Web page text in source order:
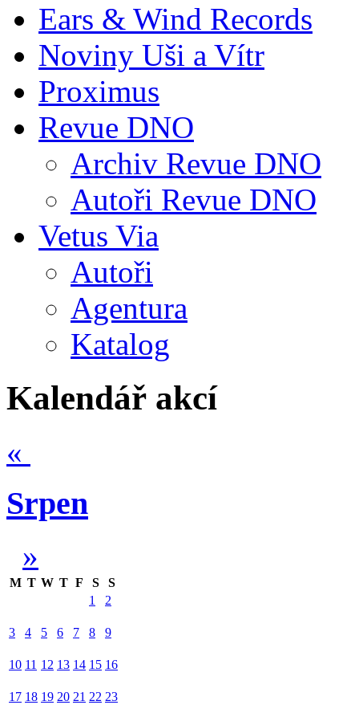
Ears & Wind Records
Noviny Uši a Vítr
Proximus
Revue DNO
Archiv Revue DNO
Autoři Revue DNO
Vetus Via
Autoři
Agentura
Katalog
Kalendář akcí
«
Srpen
»
M T W T F S
S
1
2
3 4 5 6 7 8 9
10 11 12 13 14 15 16
17 18 19 20 21 22 23